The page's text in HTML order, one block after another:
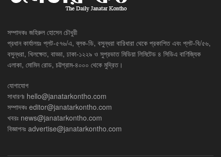
সম্পাদকঃ জহিরুল হোসেন চৌধুরী
প্রধান কার্যালয়ঃ প্লট-৫৭৬/এ, ব্লক-ডি, বসুন্ধরা বারিধারা থেকে প্রকাশিত এবং প্লট-বি/৫৬,
বসুন্ধরা, খিলক্ষেত, বাড্ডা, ঢাকা-১২২৯ ও সুপ্রভাত মিডিয়া লিমিটেড ৪ সিডিএ বাণিজ্যিক
এলাকা, মোমিন রোড, চট্টগ্রাম-৪০০০ থেকে মুদ্রিত।
যোগাযোগ
সাধারণঃ hello@janatarkontho.com
সম্পাদকঃ editor@janatarkontho.com
খবরঃ news@janatarkontho.com
বিজ্ঞাপনঃ advertise@janatarkontho.com